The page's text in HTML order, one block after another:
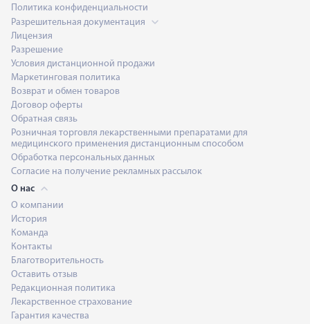
Политика конфиденциальности
Разрешительная документация
Лицензия
Разрешение
Условия дистанционной продажи
Маркетинговая политика
Возврат и обмен товаров
Договор оферты
Обратная связь
Розничная торговля лекарственными препаратами для
медицинского применения дистанционным способом
Обработка персональных данных
Согласие на получение рекламных рассылок
О нас
О компании
История
Команда
Контакты
Благотворительность
Оставить отзыв
Редакционная политика
Лекарственное страхование
Гарантия качества